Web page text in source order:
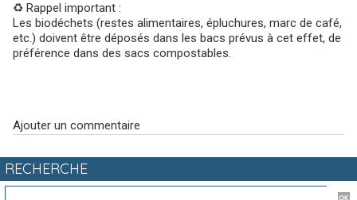
♻️ Rappel important :
Les biodéchets (restes alimentaires, épluchures, marc de café,
etc.) doivent être déposés dans les bacs prévus à cet effet, de
préférence dans des sacs compostables.
Ajouter un commentaire
RECHERCHE